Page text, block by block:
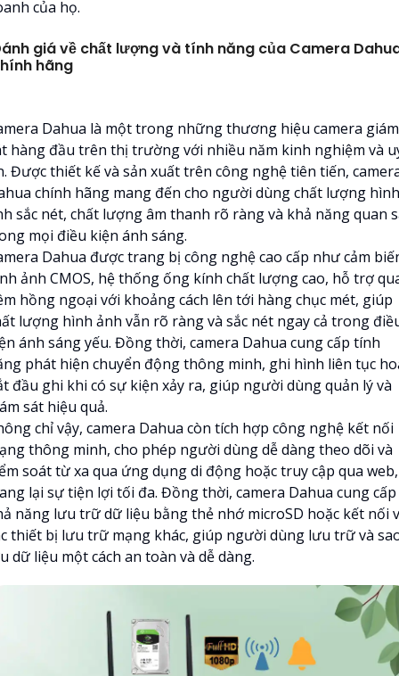
của họ.
giá về chất lượng và tính năng của Camera
hãng
Dahua là một trong những thương hiệu camera giám
hàng đầu trên thị trường với nhiều năm kinh nghiệm và
Được thiết kế và sản xuất trên công nghệ tiên tiến,
chính hãng mang đến cho người dùng chất lượng hình
sắc nét, chất lượng âm thanh rõ ràng và khả năng quan
mọi điều kiện ánh sáng.
Dahua được trang bị công nghệ cao cấp như cảm
ảnh CMOS, hệ thống ống kính chất lượng cao, hỗ trợ
hồng ngoại với khoảng cách lên tới hàng chục mét, giúp
lượng hình ảnh vẫn rõ ràng và sắc nét ngay cả trong
ánh sáng yếu. Đồng thời, camera Dahua cung cấp tính
phát hiện chuyển động thông minh, ghi hình liên tục
đầu ghi khi có sự kiện xảy ra, giúp người dùng quản lý và
sát hiệu quả.
chỉ vậy, camera Dahua còn tích hợp công nghệ kết nối
thông minh, cho phép người dùng dễ dàng theo dõi và
soát từ xa qua ứng dụng di động hoặc truy cập qua web,
lại sự tiện lợi tối đa. Đồng thời, camera Dahua cung cấp
năng lưu trữ dữ liệu bằng thẻ nhớ microSD hoặc kết nối
thiết bị lưu trữ mạng khác, giúp người dùng lưu trữ và
dữ liệu một cách an toàn và dễ dàng.